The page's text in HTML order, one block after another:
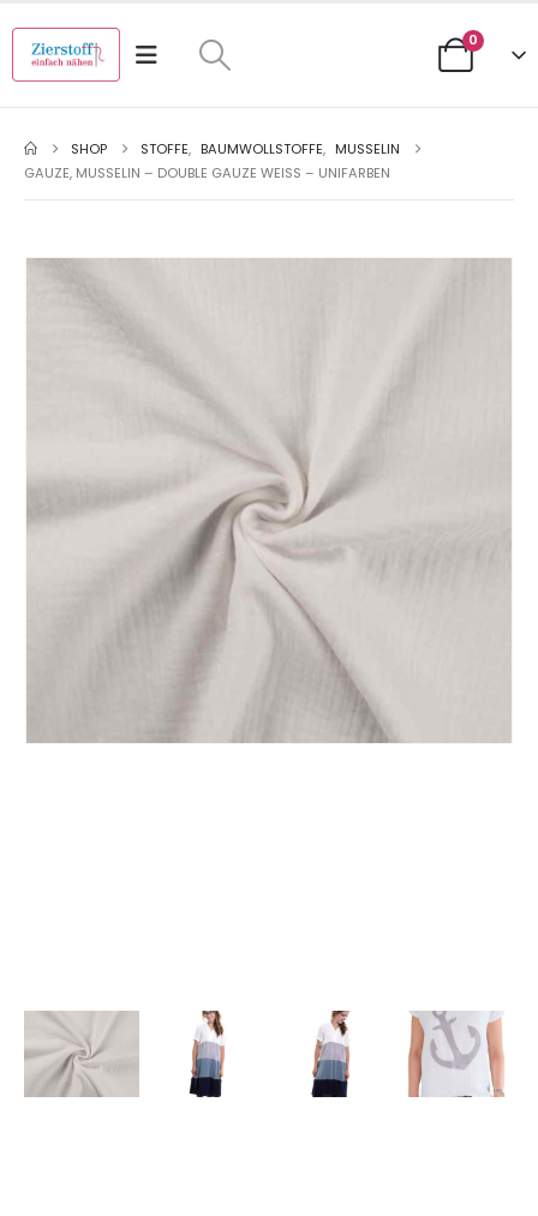
0
SHOP STOFFE, BAUMWOLLSTOFFE, MUSSELIN
GAUZE, MUSSELIN – DOUBLE GAUZE WEISS – UNIFARBEN